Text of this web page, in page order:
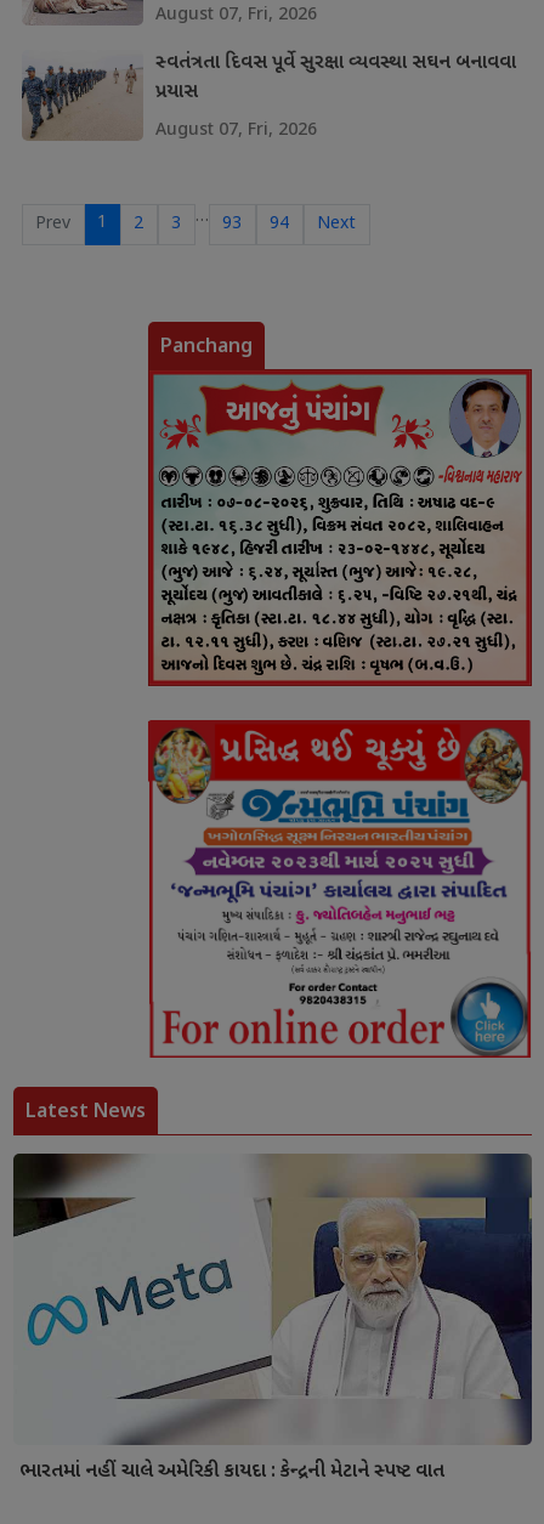
August 07, Fri, 2026
સ્વતંત્રતા દિવસ પૂર્વે સુરક્ષા વ્યવસ્થા સઘન બનાવવા
પ્રયાસ
August 07, Fri, 2026
Prev 1 2 3 … 93 94 Next
Panchang
Latest News
ભારતમાં નહીં ચાલે અમેરિકી કાયદા : કેન્દ્રની મેટાને સ્પષ્ટ વાત